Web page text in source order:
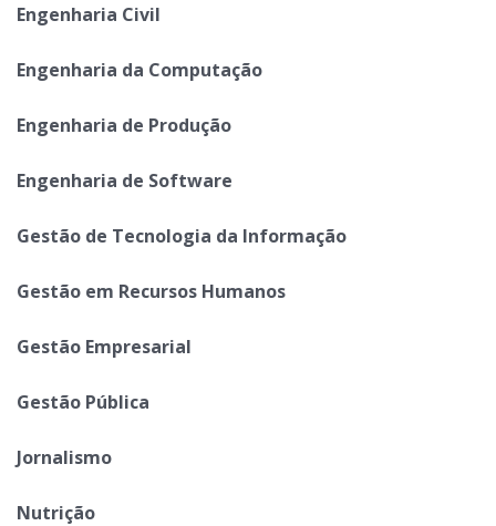
Engenharia Civil
Engenharia da Computação
Engenharia de Produção
Engenharia de Software
Gestão de Tecnologia da Informação
Gestão em Recursos Humanos
Gestão Empresarial
Gestão Pública
Jornalismo
Nutrição